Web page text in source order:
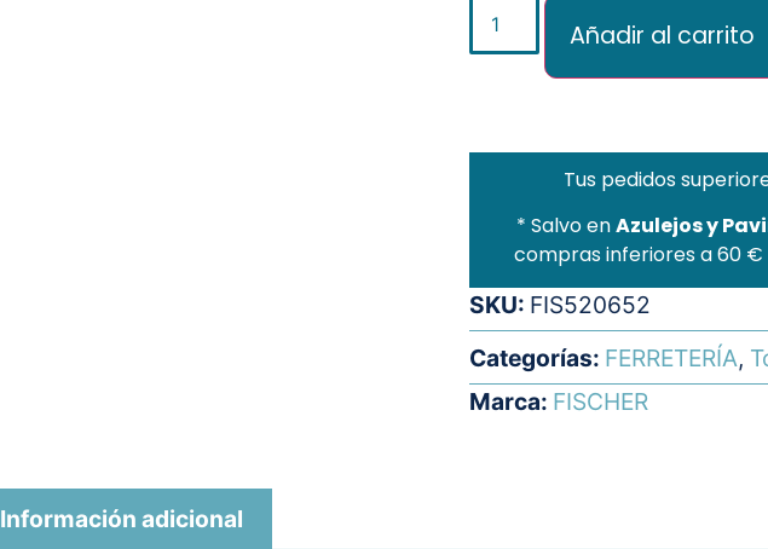
Añadir al carrito
Tus pedidos
* Salvo enAzulejos y
compras inferiores a 60 €
SKU: FIS520652
Categorías: FERRETERÍA,
Marca: FISCHER
Información adicional